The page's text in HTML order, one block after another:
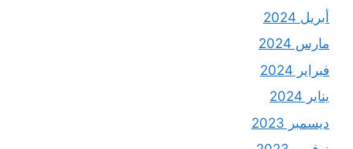
أبريل 2024
مارس 2024
فبراير 2024
يناير 2024
ديسمبر 2023